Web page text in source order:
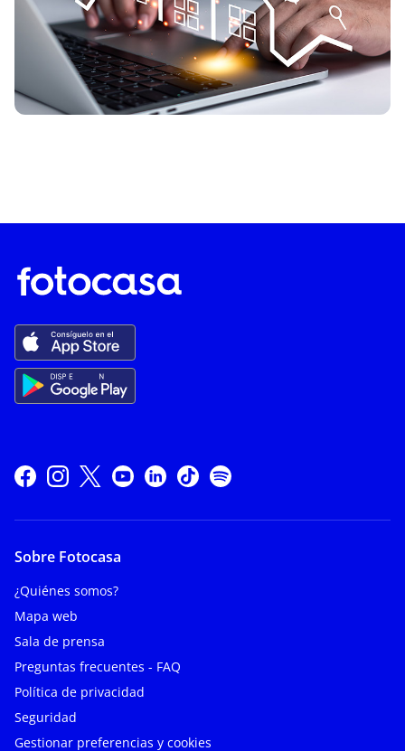
Sobre Fotocasa
¿Quiénes somos?
Mapa web
Sala de prensa
Preguntas frecuentes - FAQ
Política de privacidad
Seguridad
Gestionar preferencias y cookies